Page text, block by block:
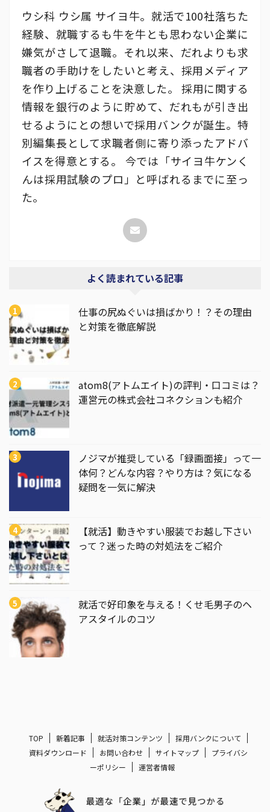
ウシ科 ウシ属 サイヨ牛。就活で100社落ちた
経験、就職するも牛を牛とも思わない企業に
嫌気がさして退職。それ以来、だれよりも求
職者の手助けをしたいと考え、採用メディア
を作り上げることを決意した。 採用に関する
情報を銀行のように貯めて、だれもが引き出
せるようにとの想いで採用バンクが誕生。特
別編集長として求職者側に寄り添ったアドバ
イスを得意とする。 今では「サイヨ牛ケンく
んは採用試験のプロ」と呼ばれるまでに至っ
た。
よく読まれている記事
仕事の尻ぬぐいは損ばかり！？その理由
と対策を徹底解説
atom8(アトムエイト)の評判・口コミは？
運営元の株式会社コネクションも紹介
ノジマが推奨している「録画面接」って一
体何？どんな内容？やり方は？気になる
疑問を一気に解決
【就活】動きやすい服装でお越し下さい
って？迷った時の対処法をご紹介
就活で好印象を与える！くせ毛男子のヘ
アスタイルのコツ
TOP 新着記事 就活対策コンテンツ
採用バンクについて
資料ダウンロード
お問い合わせ サイトマップ
プライバシ
ーポリシー
運営者情報